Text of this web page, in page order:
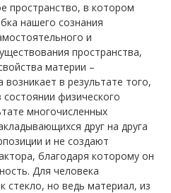
пространство, в котором
нашего сознания
и
пространства,
материи –
в результате того,
физического
многочисленных
друг на друга
и не создают
благодаря которому он
Для человека
стекло, но ведь материал, из